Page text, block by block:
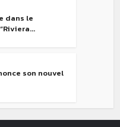
dans le
son nouvel